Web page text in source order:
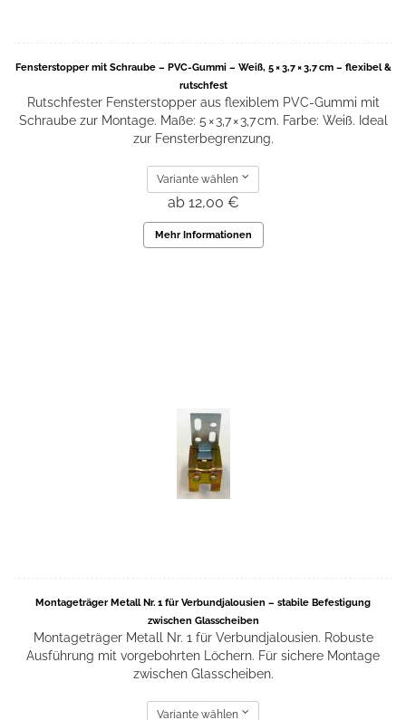
Fensterstopper mit Schraube – PVC-Gummi – Weiß, 5 × 3,7 × 3,7 cm – flexibel &
rutschfest
Rutschfester Fensterstopper aus flexiblem PVC-Gummi mit
Schraube zur Montage. Maße: 5 × 3,7 × 3,7 cm. Farbe: Weiß. Ideal
zur Fensterbegrenzung.
Variante wählen
ab 12,00 €
Mehr Informationen
Montageträger Metall Nr. 1 für Verbundjalousien – stabile Befestigung
zwischen Glasscheiben
Montageträger Metall Nr. 1 für Verbundjalousien. Robuste
Ausführung mit vorgebohrten Löchern. Für sichere Montage
zwischen Glasscheiben.
Variante wählen